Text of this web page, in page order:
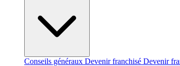
Conseils généraux Devenir franchisé Devenir